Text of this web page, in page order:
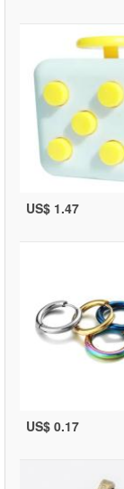
US$ 1.47
US$ 0.17